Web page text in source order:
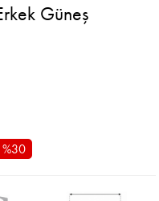
Güneş
%30